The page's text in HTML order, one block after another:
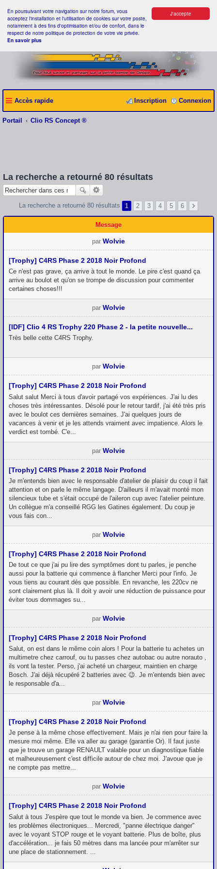
J'accepte
En poursuivant votre navigation sur notre forum, vous
acceptez l'installation et l'utilisation de cookies sur votre poste,
notamment à des fins d'optimisation et/ou de confort, dans le
respect de notre politique de protection de votre vie privée.
En savoir plus
Accès rapide Connexion
Inscription
Portail Clio RS Concept ®
La recherche a retourné 80 résultats
La recherche a retourné 80 résultats 1 2 3 4 5 6
Message
par Wolvie
[Trophy] C4RS Phase 2 2018 Noir Profond
Ce n'est pas grave, ça arrive à tout le monde. Le pire c'est quand ça
arrive au boulot et qu'on se trompe de discussion pour commenter
certaines choses!!!
par Wolvie
[IDF] Clio 4 RS Trophy 220 Phase 2 - la petite nouvelle...
Très belle cette C4RS Trophy.
par Wolvie
[Trophy] C4RS Phase 2 2018 Noir Profond
Salut salut Merci à tous d'avoir partagé vos expériences. J'ai lu des
choses très intéressantes. Désolé pour le retour tardif, j'ai été très pris
avec le boulot ces dernières semaines. J'ai quelques jours de
vacances à venir et je les attends vraiment avec impatience. Alors le
verdict est tombé. C'e...
par Wolvie
[Trophy] C4RS Phase 2 2018 Noir Profond
Je m'entends bien avec le responsable d'atelier de plaisir du coup il fait
attention et on parle le même langage. D'ailleurs il m'avait monté mon
silencieux tube et s'était occupé de l'aileron cup avec l'atelier peinture.
Un collègue m'a conseillé RGG les Gatines également. Du coup je
vous fais con...
par Wolvie
[Trophy] C4RS Phase 2 2018 Noir Profond
De tout ce que j'ai pu lire des symptômes dont tu parles, je penche
aussi pour la batterie qui commence à flancher Merci pour l'info. Je
vous tiens au courant dés que possible. En revanche, les 220cv ne
sont clairement plus là. Il doit y avoir une réduction de puissance pour
éviter tous dommages su...
par Wolvie
[Trophy] C4RS Phase 2 2018 Noir Profond
Salut, on est dans le même coin alors ! Pour la batterie tu achetes un
multimetre chez carrouf, ou tu passes chez autobac ou autre norauto ,
ils vont la tester. Perso, j'ai acheté un chargeur, maintien en charge
Bosch. J'ai déjà récupéré 2 batteries avec 😉. Je m'entends bien avec
le responsable d'a...
par Wolvie
[Trophy] C4RS Phase 2 2018 Noir Profond
Je pense à la même chose effectivement. Mais je n'ai rien pour faire la
mesure moi même. Elle va aller au garage (garantie Or). Il faut juste
que je trouve un garage RENAULT valable pour un diagnostique fiable
et malheureusement c'est difficile autour de chez moi. J'avoue que je
ne compte pas mettre...
par Wolvie
[Trophy] C4RS Phase 2 2018 Noir Profond
Salut à tous J'espère que tout le monde va bien. Je commence avec
les problèmes électroniques... Mercredi, "panne électrique danger"
avec le voyant STOP rouge et le voyant batterie. Plus de boîte, plus
d'accélération... je fais 50 mètres dans ma lancée pour m'arrêter sur
une place de stationnement. ...